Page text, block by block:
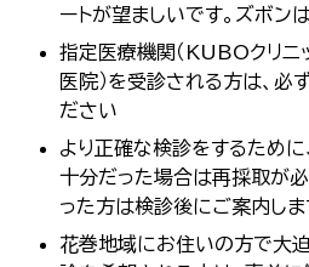
ートが望ましいです。ズボン
指定医療機関（KUBOクリニ
医院）を受診される方は、必
ださい
より正確な検診をするため
十分だった場合は再採取が
った方は検診後にご案内しま
花巻地域にお住いの方で大迫